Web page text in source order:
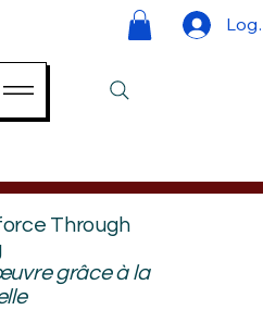
Log
Through
grâce à la